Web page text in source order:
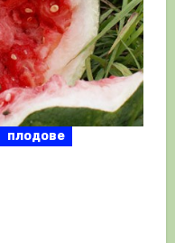
плодове